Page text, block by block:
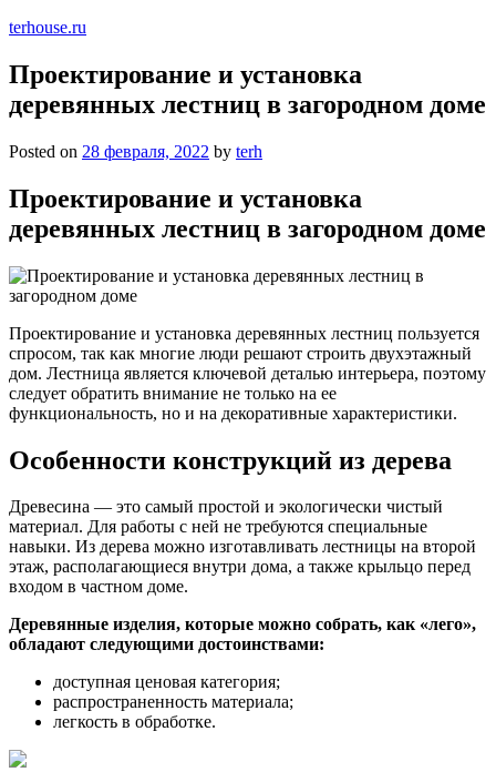
terhouse.ru
Проектирование и установка
деревянных лестниц в загородном доме
Posted on 28 февраля, 2022 by terh
Проектирование и установка
деревянных лестниц в загородном доме
Проектирование и установка деревянных лестниц пользуется
спросом, так как многие люди решают строить двухэтажный
дом. Лестница является ключевой деталью интерьера, поэтому
следует обратить внимание не только на ее
функциональность, но и на декоративные характеристики.
Особенности конструкций из дерева
Древесина — это самый простой и экологически чистый
материал. Для работы с ней не требуются специальные
навыки. Из дерева можно изготавливать лестницы на второй
этаж, располагающиеся внутри дома, а также крыльцо перед
входом в частном доме.
Деревянные изделия, которые можно собрать, как «лего»,
обладают следующими достоинствами:
доступная ценовая категория;
распространенность материала;
легкость в обработке.